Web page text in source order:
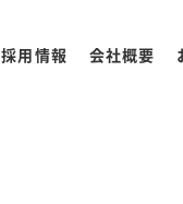
採用情報 会社概要